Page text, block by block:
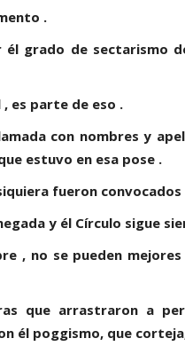
.
grado de sectarismo
, es parte de eso .
con nombres y
estuvo en esa pose .
fueron convocados
y él Círculo sigue
, no se pueden
que arrastraron a
él poggismo, que